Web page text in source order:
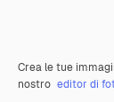
Crea le tue
nostro editor di